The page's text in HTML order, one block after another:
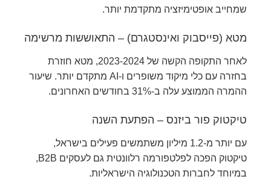
שמחייב אופטימיזציה מתקדמת יותר.
מטא (פייסבוק ואינסטגרם) – התאוששות מרשימה
לאחר התקופה הקשה של 2023-2024, מטא חוזרת
בחזרה עם כלי מיקוד משופרים ו-AI מתקדם יותר. שיעור
ההמרה הממוצע עלה ב-31% בחודשים האחרונים.
טיקטוק פור ביזנס – הפתעת השנה
עם יותר מ-1.2 מיליון משתמשים פעילים בישראל,
טיקטוק הפכה לפלטפורמה רלוונטית גם לעסקים B2B,
במיוחד לחברות הטכנולוגיה הישראליות.